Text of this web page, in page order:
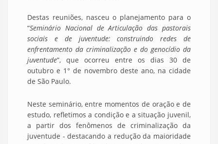
Destas reuniões, nasceu o planejamento para o
“Seminário Nacional de Articulação das pastorais
sociais e de juventude: construindo redes de
enfrentamento da criminalização e do genocídio da
juventude”, que ocorreu entre os dias 30 de
outubro e 1° de novembro deste ano, na cidade
de São Paulo.
Neste seminário, entre momentos de oração e de
estudo, refletimos a condição e a situação juvenil,
a partir dos fenômenos de criminalização da
juventude - destacando a redução da maioridade